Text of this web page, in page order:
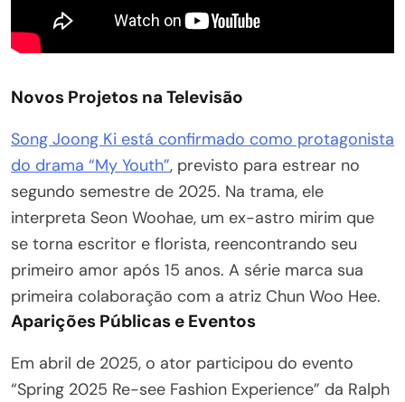
Novos Projetos na Televisão
Song Joong Ki está confirmado como protagonista
do drama “My Youth”, previsto para estrear no
segundo semestre de 2025. Na trama, ele
interpreta Seon Woohae, um ex-astro mirim que
se torna escritor e florista, reencontrando seu
primeiro amor após 15 anos. A série marca sua
primeira colaboração com a atriz Chun Woo Hee.
Aparições Públicas e Eventos
Em abril de 2025, o ator participou do evento
“Spring 2025 Re-see Fashion Experience” da Ralph